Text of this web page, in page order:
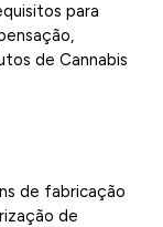
para
de Cannabis
de fabricação
de